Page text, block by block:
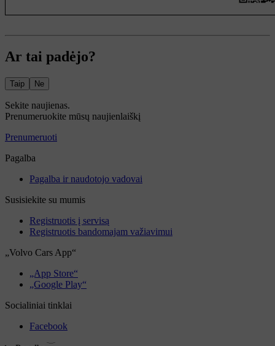
Ar tai padėjo?
Taip Ne